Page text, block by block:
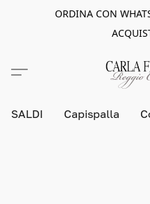
ORDINA CON
SALDI Capispalla